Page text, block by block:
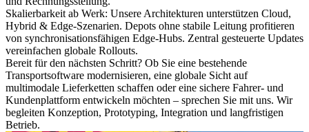
Skalierbarkeit ab Werk: Unsere Architekturen unterstützen Cloud,
Hybrid & Edge-Szenarien. Depots ohne stabile Leitung profitieren
von synchronisationsfähigen Edge-Hubs. Zentral gesteuerte Updates
vereinfachen globale Rollouts.
Bereit für den nächsten Schritt? Ob Sie eine bestehende
Transportsoftware modernisieren, eine globale Sicht auf
multimodale Lieferketten schaffen oder eine sichere Fahrer- und
Kundenplattform entwickeln möchten – sprechen Sie mit uns. Wir
begleiten Konzeption, Prototyping, Integration und langfristigen
Betrieb.